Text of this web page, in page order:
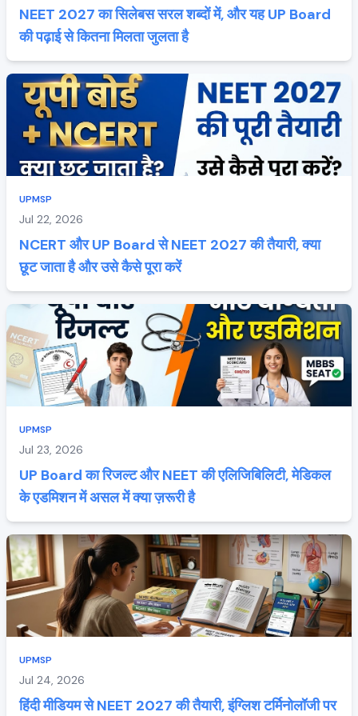
NEET 2027 का सिलेबस सरल शब्दों में, और यह UP Board
की पढ़ाई से कितना मिलता जुलता है
UPMSP
Jul 22, 2026
NCERT और UP Board से NEET 2027 की तैयारी, क्या
छूट जाता है और उसे कैसे पूरा करें
UPMSP
Jul 23, 2026
UP Board का रिजल्ट और NEET की एलिजिबिलिटी, मेडिकल
के एडमिशन में असल में क्या ज़रूरी है
UPMSP
Jul 24, 2026
हिंदी मीडियम से NEET 2027 की तैयारी, इंग्लिश टर्मिनोलॉजी पर